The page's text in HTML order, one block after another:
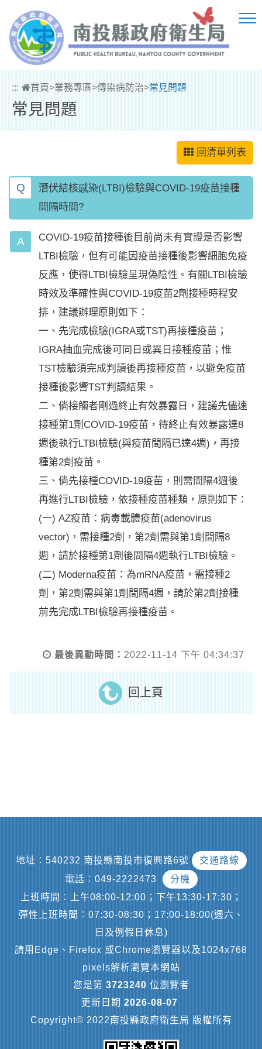
::: 首頁>業務專區>傳染病防治>常見問題
常見問題
回清單列表
Q
潛伏結核感染(LTBI)檢驗與COVID-19疫苗接種
間隔時間?
COVID-19疫苗接種後目前尚未有實證是否影響
LTBI檢驗，但有可能因疫苗接種後影響細胞免疫
反應，使得LTBI檢驗呈現偽陰性。有關LTBI檢驗
時效及準確性與COVID-19疫苗2劑接種時程安
排，建議辦理原則如下：
一、先完成檢驗(IGRA或TST)再接種疫苗；
IGRA抽血完成後可同日或異日接種疫苗；惟
TST檢驗須完成判讀後再接種疫苗，以避免疫苗
接種後影響TST判讀結果。
二、倘接觸者剛過終止有效暴露日，建議先儘速
接種第1劑COVID-19疫苗，待終止有效暴露達8
週後執行LTBI檢驗(與疫苗間隔已達4週)，再接
種第2劑疫苗。
三、倘先接種COVID-19疫苗，則需間隔4週後
再進行LTBI檢驗，依接種疫苗種類，原則如下：
(一) AZ疫苗：病毒載體疫苗(adenovirus
vector)，需接種2劑，第2劑需與第1劑間隔8
週，請於接種第1劑後間隔4週執行LTBI檢驗。
(二) Moderna疫苗：為mRNA疫苗，需接種2
劑，第2劑需與第1劑間隔4週，請於第2劑接種
前先完成LTBI檢驗再接種疫苗。
最後異動時間： 2022-11-14 下午 04:34:37
回上頁
地址︰540232 南投縣南投市復興路6號
交通路線
電話︰049-2222473
分機
上班時間︰上午08:00-12:00；下午13:30-17:30；
彈性上班時間︰07:30-08:30；17:00-18:00(週六、
日及例假日休息)
請用Edge、Firefox 或Chrome瀏覽器以及1024x768
pixels解析瀏覽本網站
您是第 3723240 位瀏覽者
更新日期 2026-08-07
Copyright© 2022南投縣政府衛生局 版權所有